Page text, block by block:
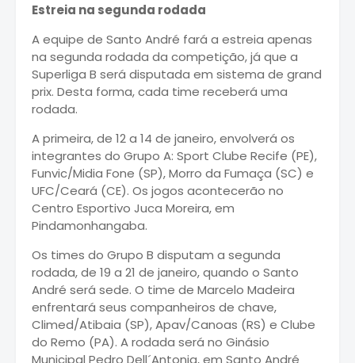
Estreia na segunda rodada
A equipe de Santo André fará a estreia apenas
na segunda rodada da competição, já que a
Superliga B será disputada em sistema de grand
prix. Desta forma, cada time receberá uma
rodada.
A primeira, de 12 a 14 de janeiro, envolverá os
integrantes do Grupo A: Sport Clube Recife (PE),
Funvic/Midia Fone (SP), Morro da Fumaça (SC) e
UFC/Ceará (CE). Os jogos acontecerão no
Centro Esportivo Juca Moreira, em
Pindamonhangaba.
Os times do Grupo B disputam a segunda
rodada, de 19 a 21 de janeiro, quando o Santo
André será sede. O time de Marcelo Madeira
enfrentará seus companheiros de chave,
Climed/Atibaia (SP), Apav/Canoas (RS) e Clube
do Remo (PA). A rodada será no Ginásio
Municipal Pedro Dell´Antonia, em Santo André